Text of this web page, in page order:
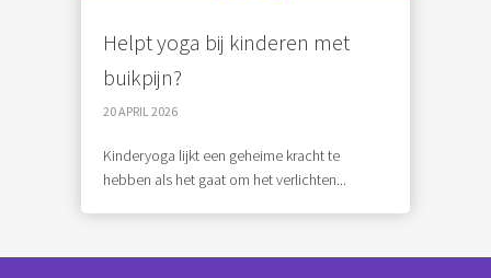
Helpt yoga bij kinderen met
buikpijn?
20 APRIL 2026
Kinderyoga lijkt een geheime kracht te
hebben als het gaat om het verlichten...